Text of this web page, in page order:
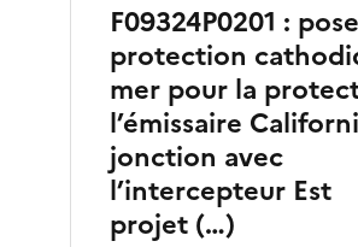
F09324P0201 :
protection
mer pour la
l’émissaire
jonction avec
l’intercepteur Est
projet (…)